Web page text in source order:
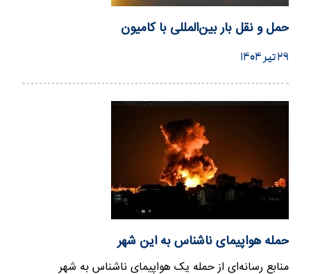
حمل و نقل بار بین‌المللی با کامیون
۲۹ تیر ۱۴۰۴
حمله هواپیمای ناشناس به این شهر
منابع رسانه‌ای از حمله یک هواپیمای ناشناس به شهر